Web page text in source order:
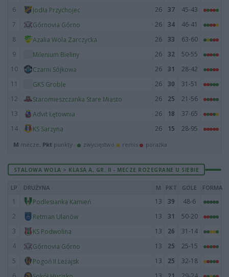
6
Jodła Przychojec 26 37
45-43
7
Górnovia Górno 26 34
46-41
8
Azalia Wola Zarczycka 26 33
63-60
9
Milenium Bieliny 26 32
50-55
10
Czarni Sójkowa 26 31
28-42
11
GKS Groble 26 30
31-51
12
Staromieszczanka Stare Miasto 26 25
21-56
13
Advit Łętownia 26 18
37-65
14
KS Sarzyna 26 15 28-95
M mecze, Pkt punkty · zwycięstwo remis porażka
STALOWA WOLA > KLASA A, GR. II - MECZE ROZEGRANE U SIEBIE
LP DRUŻYNA M PKT GOLE FORMA
1 Podlesianka Kamień 13 39
48-6
2
Retman Ulanów 13 31
50-20
3
KS Podwolina 13 26
31-14
4
Górnovia Górno 13 25
25-15
5
Pogoń II Leżajsk 13 25
32-18